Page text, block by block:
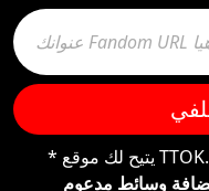
* يتيح لك موقع TTOK.com تنزيل مقاطع الفيديو والصور
وسائط مدعوم